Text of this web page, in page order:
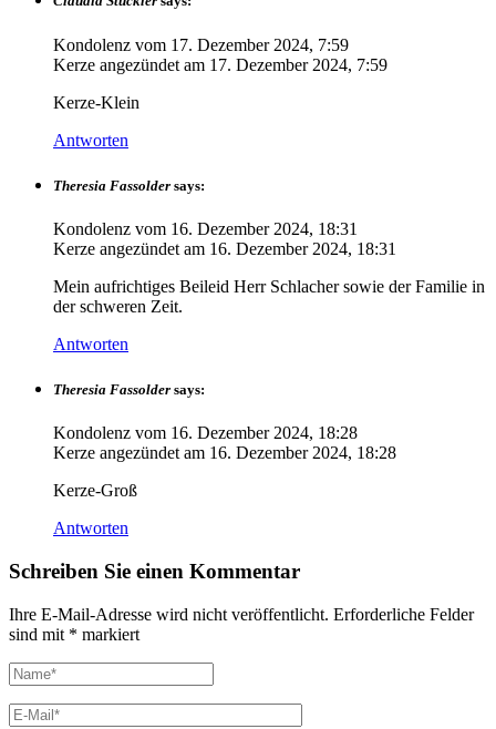
Kondolenz vom 17. Dezember 2024, 7:59
Kerze angezündet am 17. Dezember 2024, 7:59
Kerze-Klein
Antworten
Theresia Fassolder says:
Kondolenz vom 16. Dezember 2024, 18:31
Kerze angezündet am 16. Dezember 2024, 18:31
Mein aufrichtiges Beileid Herr Schlacher sowie der Familie in
der schweren Zeit.
Antworten
Theresia Fassolder says:
Kondolenz vom 16. Dezember 2024, 18:28
Kerze angezündet am 16. Dezember 2024, 18:28
Kerze-Groß
Antworten
Schreiben Sie einen Kommentar
Ihre E-Mail-Adresse wird nicht veröffentlicht. Erforderliche Felder
sind mit * markiert